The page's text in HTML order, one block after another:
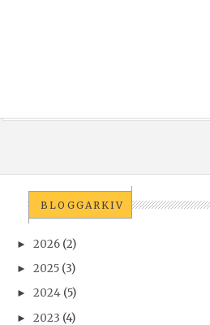
BLOGGARKIV
► 2026 (2)
► 2025 (3)
► 2024 (5)
► 2023 (4)